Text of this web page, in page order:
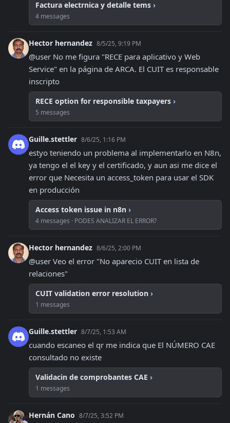
Factura electrnica y detalle tems ›
4 messages
Hector hernandez 8/5/25, 9:19 PM
@user No me figura "RECE para aplicativo y Web
Service" en la página de ARCA. El CUIT es responsable
inscripto
RECE option for responsible taxpayers ›
5 messages
Guille.stettler 8/6/25, 1:16 PM
estyo teniendo un problema al implementarlo en N8n,
ya tengo el el key y el certificado, y aun asi me dice el
error que Necesita un access_token para usar el SDK
en producción
Access token issue in n8n ›
4 messages · PODES ANALIZAR EL ERROR?
Hector hernandez 8/6/25, 2:00 PM
@user Veo el error "No aparecio CUIT en lista de
relaciones"
CUIT validation error resolution ›
1 messages
Guille.stettler 8/7/25, 1:53 AM
cuando escaneo el qr me indica que El NÚMERO CAE
consultado no existe
Validacin de comprobantes CAE ›
1 messages
Hernán Cano 8/7/25, 3:52 PM